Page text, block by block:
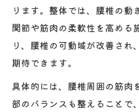
ります。整体では、腰椎の動
関節や筋肉の柔軟性を高める
り、腰椎の可動域が改善され
期待できます。
具体的には、腰椎周囲の筋肉
部のバランスも整えることで